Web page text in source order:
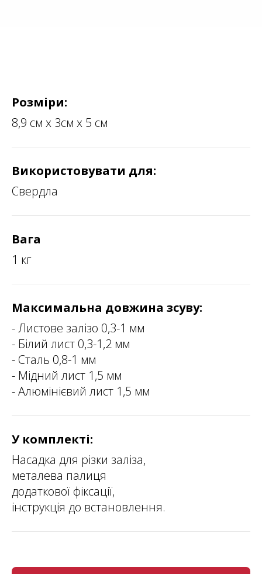
Розміри:
8,9 см х 3см х 5 см
Використовувати для:
Свердла
Вага
1 кг
Максимальна довжина зсуву:
- Листове залізо 0,3-1 мм
- Білий лист 0,3-1,2 мм
- Сталь 0,8-1 мм
- Мідний лист 1,5 мм
- Алюмінієвий лист 1,5 мм
У комплекті:
Насадка для різки заліза,
металева палиця
додаткової фіксації,
інструкція до встановлення.